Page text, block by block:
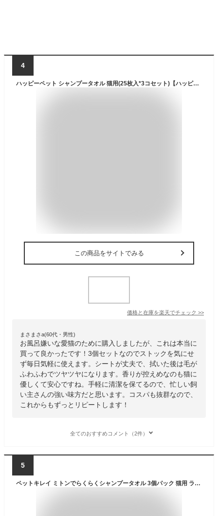
4
ハッピーペット シャンプータオル 猫用(25枚入*3コセット)【ハッピーペット】
この商品をサイトでみる
価格と在庫を楽天でチェック >>
まさまさa(60代・男性)
お風呂嫌いな愛猫のために購入しましたが、これは本当に
買って良かったです！3個セットなのでストックを気にせ
ず毎日気軽に使えます。シートが丈夫で、拭いた後は毛が
ふわふわでツヤツヤになります。香りが控えめなのも猫に
優しくて安心ですね。手軽に清潔を保てるので、忙しい飼
い主さんの強い味方だと思います。コスパも抜群なので、
これからもずっとリピートします！
全てのおすすめコメント（2件）
5
ペットキレイ ミトンでらくらくシャンプータオル 3個パック 猫用 ライオンペット